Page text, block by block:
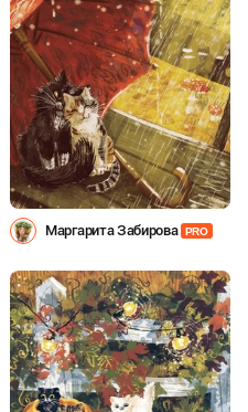
Маргарита Забирова PRO